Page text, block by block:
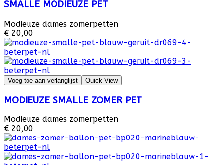
SMALLE MODIEUZE PET
Modieuze dames zomerpetten
€ 20,00
Voeg toe aan verlanglijst Quick View
MODIEUZE SMALLE ZOMER PET
Modieuze dames zomerpetten
€ 20,00